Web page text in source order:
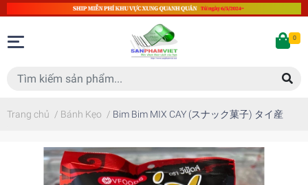
0
Trang chủ / Bánh Kẹo / Bim Bim MIX CAY (スナック菓子) タイ産